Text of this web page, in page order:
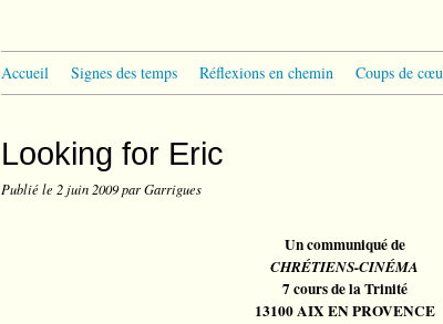
Accueil Signes des temps Réflexions en chemin Coups de
Looking for Eric
Publié le 2 juin 2009par Garrigues
Un communiqué de
CHRÉTIENS-CINÉMA
7 cours de la Trinité
13100 AIX EN PROVENCE